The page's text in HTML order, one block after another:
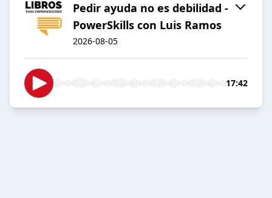
Pedir ayuda no es debilidad -
PowerSkills con Luis Ramos
2026-08-05
17:42